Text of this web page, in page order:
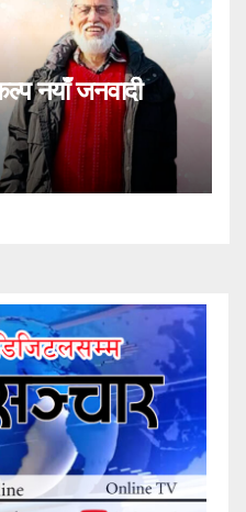
नयाँ जनवादी